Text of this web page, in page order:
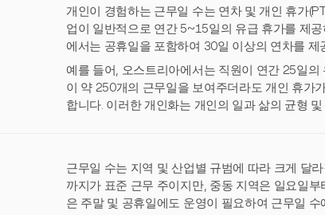
개인이 경험하는 근무일 수는 연차 및 개인 휴가
업이 일반적으로 연간 5~15일의 유급 휴가를 제
에서는 공휴일을 포함하여 30일 이상의 연차를 제
예를 들어, 오스트리아에서는 직원이 연간 25일
이 약 250개의 근무일을 보여주더라도 개인 휴가
합니다. 이러한 개인화는 개인의 일과 삶의 균형
근무일 수는 지역 및 산업별 규범에 따라 크게 달
까지가 표준 근무 주이지만, 중동 지역은 일요일
은 주말 및 공휴일에도 운영이 필요하여 근무일 수